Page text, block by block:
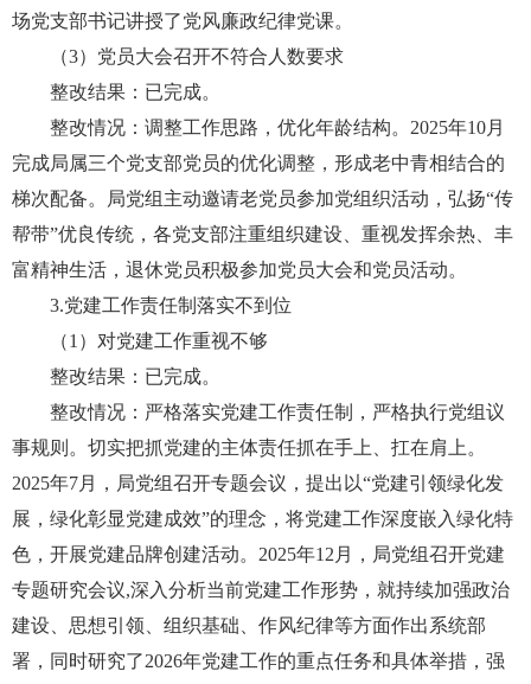
场党支部书记讲授了党风廉政纪律党课。
（3）党员大会召开不符合人数要求
整改结果：已完成。
整改情况：调整工作思路，优化年龄结构。2025年10月
完成局属三个党支部党员的优化调整，形成老中青相结合的
梯次配备。局党组主动邀请老党员参加党组织活动，弘扬“传
帮带”优良传统，各党支部注重组织建设、重视发挥余热、丰
富精神生活，退休党员积极参加党员大会和党员活动。
3.党建工作责任制落实不到位
（1）对党建工作重视不够
整改结果：已完成。
整改情况：严格落实党建工作责任制，严格执行党组议
事规则。切实把抓党建的主体责任抓在手上、扛在肩上。
2025年7月，局党组召开专题会议，提出以“党建引领绿化发
展，绿化彰显党建成效”的理念，将党建工作深度嵌入绿化特
色，开展党建品牌创建活动。2025年12月，局党组召开党建
专题研究会议,深入分析当前党建工作形势，就持续加强政治
建设、思想引领、组织基础、作风纪律等方面作出系统部
署，同时研究了2026年党建工作的重点任务和具体举措，强